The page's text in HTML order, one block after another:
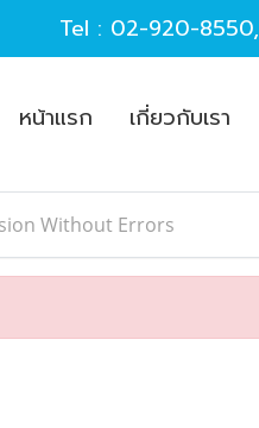
Tel : 02-920-8550,
หน้าแรก เกี่ยวกับเรา
Without Errors